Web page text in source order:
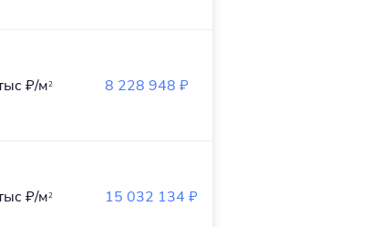
₽/м2 8 228 948 ₽
₽/м2 15 032 134 ₽